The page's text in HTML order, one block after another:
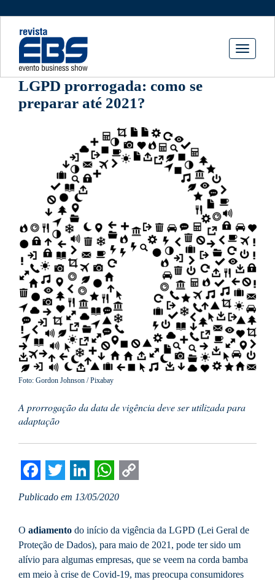
Toggle
LGPD prorrogada: como se
preparar até 2021?
Foto: Gordon Johnson / Pixabay
A prorrogação da data de vigência deve ser utilizada para
adaptação
Facebook
Twitter
LinkedIn
WhatsApp
Publicado em 13/05/2020
O adiamento do início da vigência da LGPD (Lei Geral de
Proteção de Dados), para maio de 2021, pode ter sido um
alívio para algumas empresas, que se veem na corda bamba
em meio à crise de Covid-19, mas preocupa consumidores